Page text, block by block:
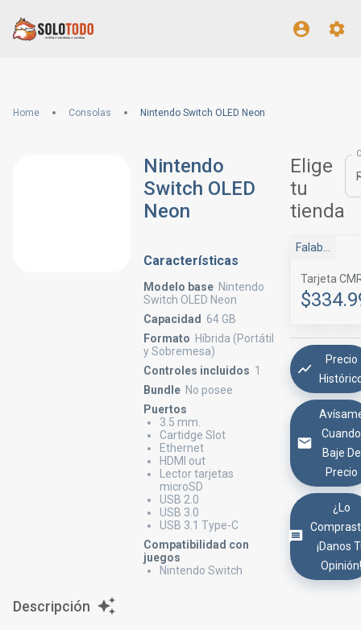
Home Consolas Nintendo Switch OLED Neon
Nintendo
Switch OLED
Neon
Características
Modelo base Nintendo
Switch OLED Neon
Capacidad
64 GB
Formato Híbrida (Portátil
y Sobremesa)
Controles incluidos 1
Bundle No posee
Puertos
3.5 mm.
Cartidge Slot
Ethernet
HDMI out
Lector tarjetas
microSD
USB 2.0
USB 3.0
USB 3.1 Type-C
Compatibilidad con
juegos
Nintendo Switch
Elige
tu
tienda
Falabella Marketplace
Tarjeta
Precio
Cuando
Baje De
Precio
¿Lo
¡Danos
Descripción